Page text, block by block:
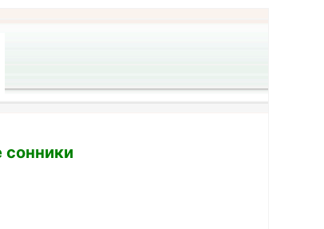
сонники